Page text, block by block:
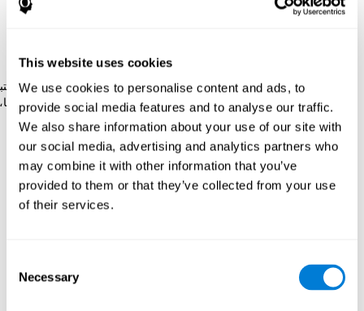
This website uses cookies
We use cookies to personalise content and ads, to
provide social media features and to analyse our traffic.
We also share information about your use of our site with
our social media, advertising and analytics partners who
may combine it with other information that you’ve
provided to them or that they’ve collected from your use
of their services.
Selection
Necessary
يرتكز فريق كوجنيفيت لقياس الانتباه المقسّم على رائز Stroop. هكذا،
رائز المزامنةDIAT-SHIF
: تحتاج إلى إتباع سير كرة بيضاء
للكلمات التي تظهر في الشاشة. عندما تطابق الكلمة على لونها،
عليك أن تجيب وأنت تنتبه لحافزين في نفس الوقت. عليك أن
تواجه تغييرات التخطيط، والأجوبة الجديدة، واستعمال قدرة
المراقبة والقدرة البصريّة في نفس الوقت.
كيف نستعيد أو نحسّن الانتباه
يمكنك أن تتعلّم وتدرّب وتحسّن الانتباه المقسّم، كسائر المهارات
الإدراكيّة. نعطيك في كوجنيفيت إمكانيّة إتمامه بطريقة مهنيّة. بفضل